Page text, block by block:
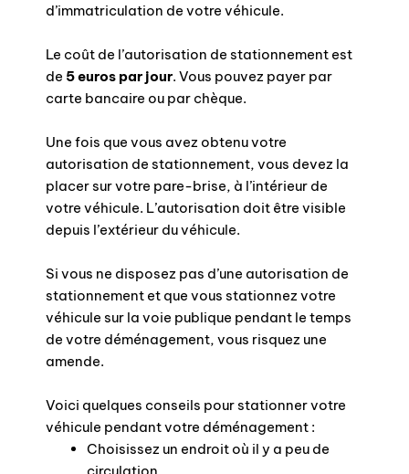
d’immatriculation de votre véhicule.
Le coût de l’autorisation de stationnement est
de 5 euros par jour. Vous pouvez payer par
carte bancaire ou par chèque.
Une fois que vous avez obtenu votre
autorisation de stationnement, vous devez la
placer sur votre pare-brise, à l’intérieur de
votre véhicule. L’autorisation doit être visible
depuis l’extérieur du véhicule.
Si vous ne disposez pas d’une autorisation de
stationnement et que vous stationnez votre
véhicule sur la voie publique pendant le temps
de votre déménagement, vous risquez une
amende.
Voici quelques conseils pour stationner votre
véhicule pendant votre déménagement :
Choisissez un endroit où il y a peu de